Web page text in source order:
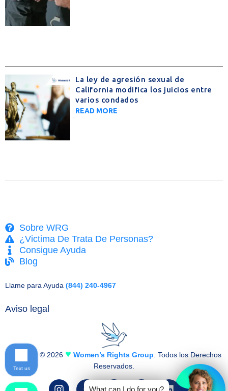
La ley de agresión sexual de
California modifica los juicios entre
varios condados
READ MORE
Sobre WRG
¿Victima De Trata De Personas?
Consigue Ayuda
Blog
Llame para Ayuda (844) 240-4967
Aviso legal
Copyright © 2026 ♥ Women’s Rights Group. Todos los Derechos
Reservados.
I
F
L
What can I do for you?
Text us